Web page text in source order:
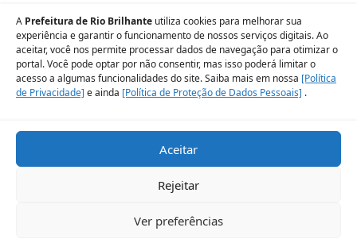
A Prefeitura de Rio Brilhante utiliza cookies para melhorar sua
experiência e garantir o funcionamento de nossos serviços digitais. Ao
aceitar, você nos permite processar dados de navegação para otimizar o
portal. Você pode optar por não consentir, mas isso poderá limitar o
acesso a algumas funcionalidades do site. Saiba mais em nossa [Política
de Privacidade] e ainda [Política de Proteção de Dados Pessoais] .
Aceitar
Rejeitar
Ver preferências
NOSSAS REDES!
Siga para novidades
Sobre a LGPD
Perguntas frequentes
Avalie nosso site
03.681.582/0001-07